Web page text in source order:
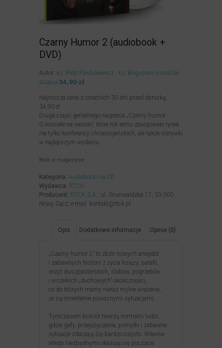
Czarny Humor 2 (audiobook +
DVD)
Autor: ks. Piotr Pawlukiewicz ks. Bogusław Kowalski
37,00zł Pierwotna
wynosiła:
37,00zł.
34,90 złAktualna
wynosi:
Najniższa cena z ostatnich 30 dni przed obniżką:
34,90 zł
Druga część genialnego nagrania „Czarny humor.
O kościele na wesoło”, które rok temu zawojowało rynek
nie tylko konferencji chrześcijańskich, ale także rozrywki
w najlepszym wydaniu.
Brak w magazynie
Kategoria: Audiobooki na CD
Wydawca: RTCK
Producent: RTCK S.A., ul. Grunwaldzka 17, 33-300
Nowy Sącz, e-mail: kontakt@rtck.pl
Opis Dodatkowe informacje Opinie (0)
„Czarny humor 2” to zbiór nowych anegdot
i zabawnych historii z życia księży, parafii,
wizyt duszpasterskich, ślubów, pogrzebów
i wszelkich „duchowych” okoliczności,
co do których mamy nieraz mylne wrażenie,
że są śmiertelnie poważnymi sytuacjami.
Tymczasem kościół tworzą normalni ludzi,
gdzie gafy, przejęzyczenia, pomyłki i zabawne
sytuacje zdarzają się bardzo często. Właśnie
wtedy niezbędnymi okazują się poczucie